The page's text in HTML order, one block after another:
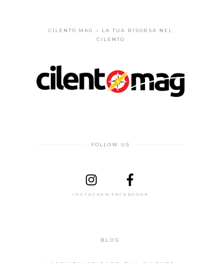
CILENTO MAG – LA TUA RISORSA NEL
CILENTO
FOLLOW US
INSTAGRAM FACEBOOOK
BLOG